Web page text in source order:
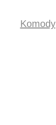
Komody